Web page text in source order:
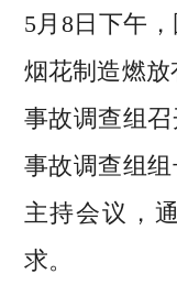
5月8日下午
烟花制造燃放
事故调查组
事故调查组
主持会议，
求。